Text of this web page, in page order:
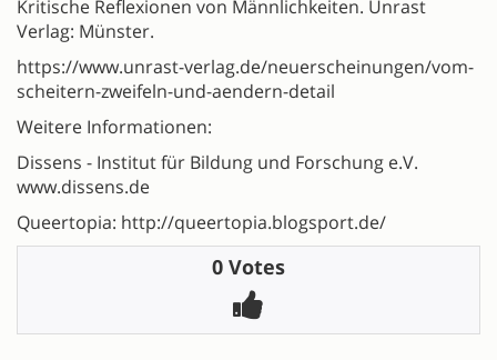
Kritische Reflexionen von Männlichkeiten. Unrast
Verlag: Münster.
https://www.unrast-verlag.de/neuerscheinungen/vom-
scheitern-zweifeln-und-aendern-detail
Weitere Informationen:
Dissens - Institut für Bildung und Forschung e.V.
www.dissens.de
Queertopia: http://queertopia.blogsport.de/
0 Votes